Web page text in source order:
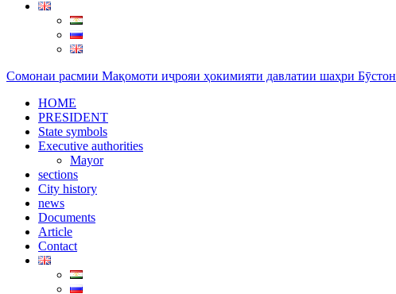
Сомонаи расмии Мақомоти иҷрояи ҳокимияти давлатии шаҳри Бӯстон
HOME
PRESIDENT
State symbols
Executive authorities
Mayor
sections
City ​​history
news
Documents
Article
Contact